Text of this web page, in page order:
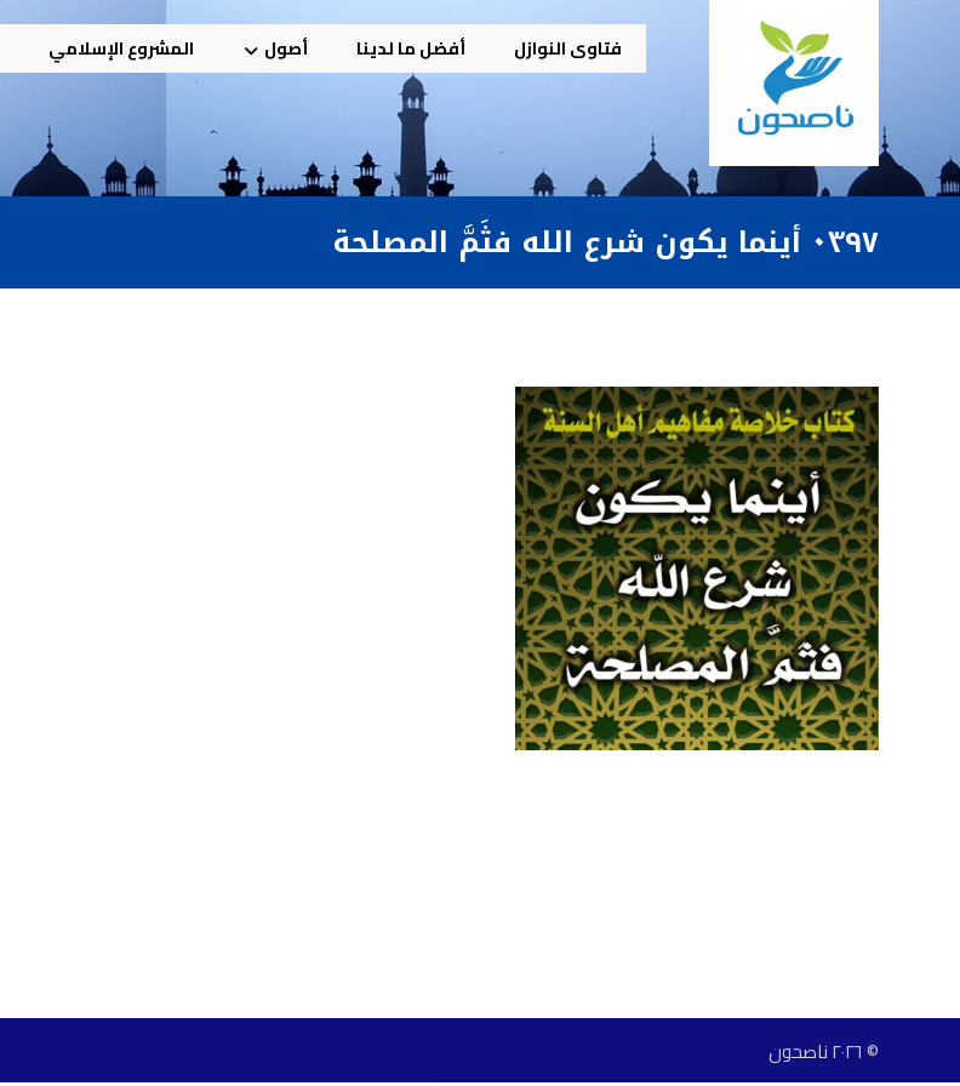
فتاوى النوازل أفضل ما لدينا أصول المشروع الإسلامي
٠٣٩٧ أينما يكون شرع الله فثَمَّ المصلحة
© ٢٠٢٦ ناصحون